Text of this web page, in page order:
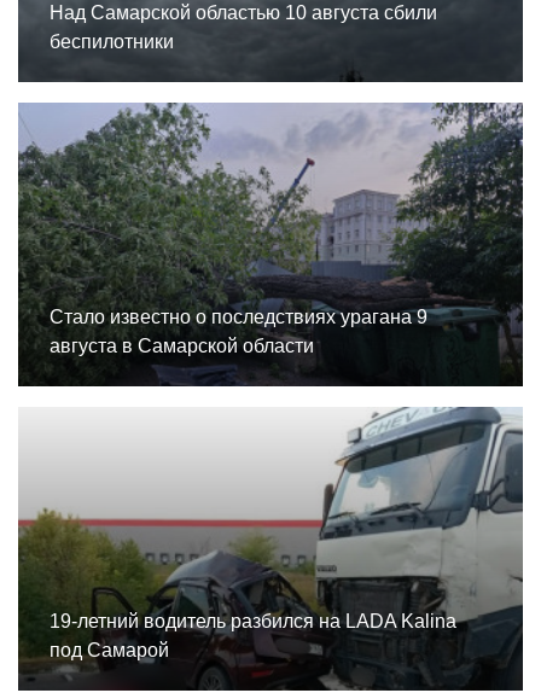
Над Самарской областью 10 августа сбили
беспилотники
Стало известно о последствиях урагана 9
августа в Самарской области
19-летний водитель разбился на LADA Kalina
под Самарой